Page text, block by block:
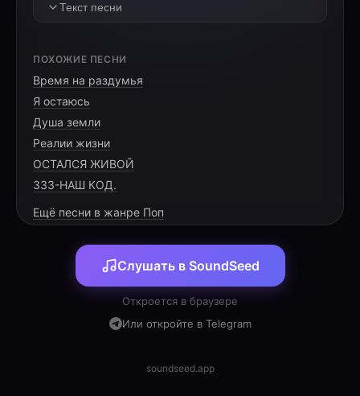
Текст песни
В зале прилёта огни и шум,
Сердце стучит под привычный гул.
Никита в форме, ты снова домой,
[PRE-CHORUS]
Людмила и Максим считали дни,
В окне зажигали свой огонёк.
Сбылись мечты, и вы не одни,
ПОХОЖИЕ ПЕСНИ
Время на раздумья
Я остаюсь
Душа земли
Реалии жизни
ОСТАЛСЯ ЖИВОЙ
333-НАШ КОД.
Ещё песни в жанре Поп
Слушать в SoundSeed
Откроется в браузере
Или откройте в Telegram
soundseed.app